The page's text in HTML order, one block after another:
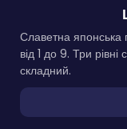
Славетна японська
від 1 до 9. Три
складний.